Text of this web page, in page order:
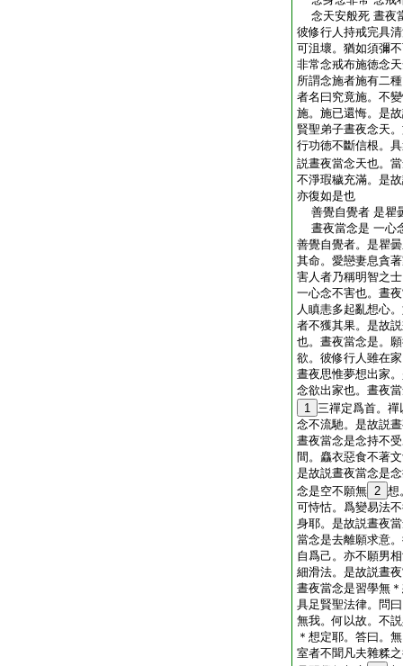
念天安般死 晝夜
彼修行人持戒完具
可沮壞。猶如須彌
非常念戒布施徳念
所謂念施者施有二
者名曰究竟施。不
施。施已還悔。是
賢聖弟子晝夜念天
行功徳不斷信根。
説晝夜當念天也。
不淨瑕穢充滿。是
亦復如是也
善覺自覺者 是瞿
晝夜當念是 一心
善覺自覺者。是瞿
其命。愛戀妻息貪
害人者乃稱明智之
一心念不害也。晝
人瞋恚多起亂想心
者不獲其果。是故
也。晝夜當念是。
欲。彼修行人雖在
晝夜思惟夢想出家
念欲出家也。晝夜
1 三禪定爲首。
念不流馳。是故説
晝夜當念是念持不
間。麤衣惡食不著
是故説晝夜當念是
念是空不願無 2 想
可恃怙。爲變易法
身耶。是故説晝夜
當念是去離願求意
自爲己。亦不願男
細滑法。是故説晝
晝夜當念是習學無
具足賢聖法律。問
無我。何以故。不
＊想定耶。答曰。
室者不聞凡夫雜糅